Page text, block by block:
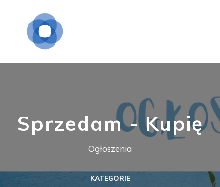
Sprzedam - Kupię
Ogłoszenia
KATEGORIE